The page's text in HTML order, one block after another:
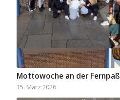
Mottowoche an der Fernpaß
15. März 2026